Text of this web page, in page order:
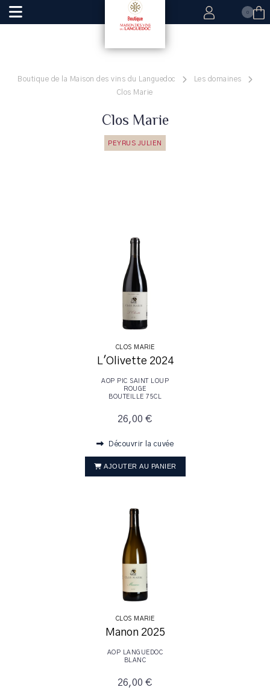
0
Boutique de la Maison des vins du Languedoc
Les domaines
Clos Marie
Clos Marie
PEYRUS JULIEN
CLOS MARIE
L'Olivette 2024
AOP PIC SAINT LOUP
ROUGE
BOUTEILLE 75CL
26,00 €
Découvrir la cuvée
AJOUTER AU PANIER
CLOS MARIE
Manon 2025
AOP LANGUEDOC
BLANC
26,00 €